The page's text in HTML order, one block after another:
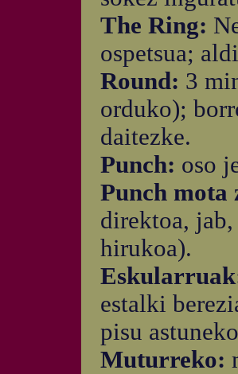
The Ring:
ospetsua;
Round: 3
orduko);
daitezke.
Punch: oso
Punch mota
direktoa,
hirukoa).
estalki
pisu
Muturreko: